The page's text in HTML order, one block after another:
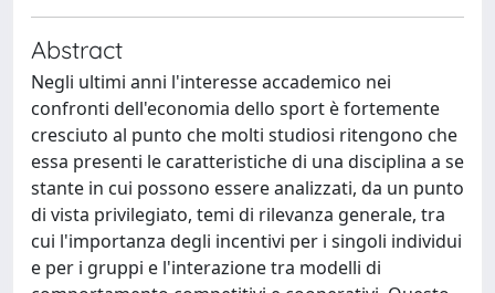
Abstract
Negli ultimi anni l'interesse accademico nei
confronti dell'economia dello sport è fortemente
cresciuto al punto che molti studiosi ritengono che
essa presenti le caratteristiche di una disciplina a se
stante in cui possono essere analizzati, da un punto
di vista privilegiato, temi di rilevanza generale, tra
cui l'importanza degli incentivi per i singoli individui
e per i gruppi e l'interazione tra modelli di